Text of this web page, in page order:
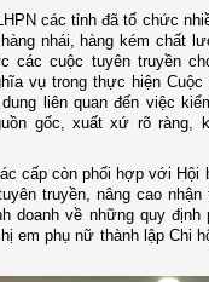
các tỉnh đã tổ chức
nhái, hàng kém chất
các cuộc tuyên truyền
vụ trong thực hiện
liên quan đến việc
gốc, xuất xứ rõ ràng,
cấp còn phối hợp với
truyền, nâng cao
doanh về những quy định
em phụ nữ thành lập Chi